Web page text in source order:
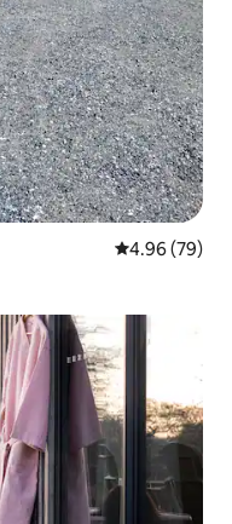
Calificación
4.96 (79)